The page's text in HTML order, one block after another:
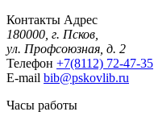
Контакты Адрес
180000, г. Псков,
ул. Профсоюзная, д. 2
Телефон +7(8112) 72-47-35
E-mail bib@pskovlib.ru
Часы работы